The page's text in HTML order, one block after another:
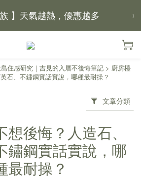
族 】天氣越熱，優惠越多
山計劃，最高折 $2,500
›
住感研究｜吉見的入厝不後悔筆記 > 廚房檯
石、不鏽鋼實話實說，哪種最耐操？
文章分類
後悔？人造石、
鏽鋼實話實說，哪
最耐操？